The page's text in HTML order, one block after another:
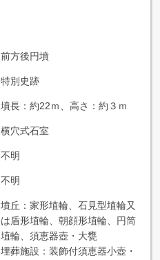
前方後円墳
特別史跡
墳長：約22ｍ、高さ：約３ｍ
横穴式石室
不明
不明
墳丘：家形埴輪、石見型埴輪又
は盾形埴輪、朝顔形埴輪、円筒
埴輪、須恵器壺・大甕
埋葬施設：装飾付須恵器小壺・